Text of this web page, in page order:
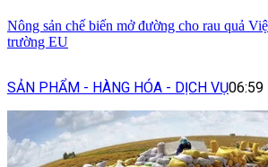
Nông sản chế biến mở đường cho rau quả
trường EU
SẢN PHẨM - HÀNG HÓA - DỊCH VỤ06:59